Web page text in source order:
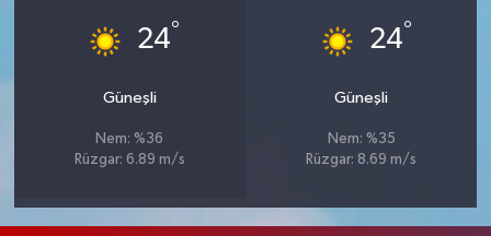
24°
Güneşli
Nem: %36
Rüzgar: 6.89 m/s
24°
Güneşli
Nem: %35
Rüzgar: 8.69 m/s